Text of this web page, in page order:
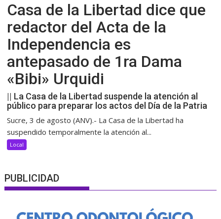
Casa de la Libertad dice que
redactor del Acta de la
Independencia es
antepasado de 1ra Dama
«Bibi» Urquidi
|| La Casa de la Libertad suspende la atención al
público para preparar los actos del Día de la Patria
Sucre, 3 de agosto (ANV).- La Casa de la Libertad ha
suspendido temporalmente la atención al...
Local
PUBLICIDAD